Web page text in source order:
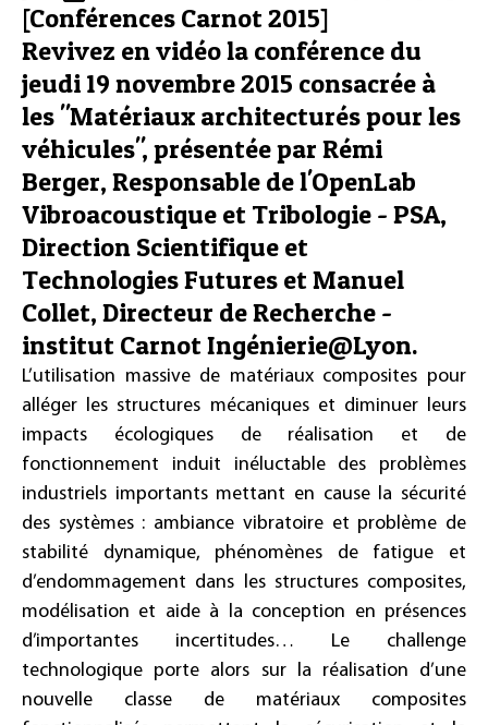
[Conférences Carnot 2015]
Revivez en vidéo la conférence du
jeudi 19 novembre 2015 consacrée à
les "Matériaux architecturés pour les
véhicules", présentée par Rémi
Berger, Responsable de l'OpenLab
Vibroacoustique et Tribologie - PSA,
Direction Scientifique et
Technologies Futures et Manuel
Collet, Directeur de Recherche -
institut Carnot Ingénierie@Lyon.
L’utilisation massive de matériaux composites pour
alléger les structures mécaniques et diminuer leurs
impacts écologiques de réalisation et de
fonctionnement induit inéluctable des problèmes
industriels importants mettant en cause la sécurité
des systèmes : ambiance vibratoire et problème de
stabilité dynamique, phénomènes de fatigue et
d’endommagement dans les structures composites,
modélisation et aide à la conception en présences
d’importantes incertitudes… Le challenge
technologique porte alors sur la réalisation d’une
nouvelle classe de matériaux composites